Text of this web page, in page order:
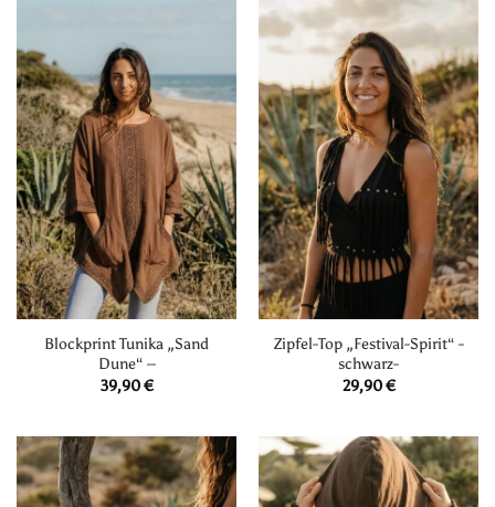
Blockprint Tunika „Sand
Dune“ –
39,90€
Zipfel-Top „Festival-Spirit“ -
schwarz-
29,90€